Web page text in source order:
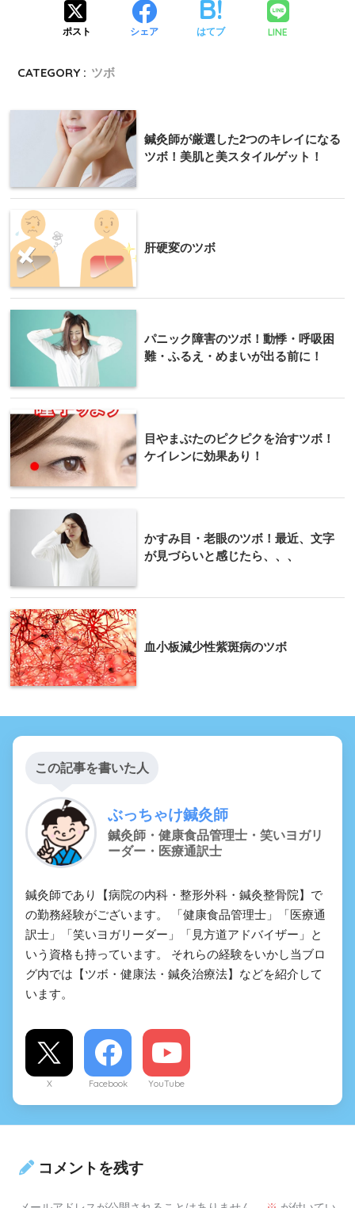
ポスト シェア はてブ LINE
CATEGORY : ツボ
鍼灸師が厳選した2つのキレイになる
ツボ！美肌と美スタイルゲット！
肝硬変のツボ
パニック障害のツボ！動悸・呼吸困
難・ふるえ・めまいが出る前に！
目やまぶたのピクピクを治すツボ！
ケイレンに効果あり！
かすみ目・老眼のツボ！最近、文字
が見づらいと感じたら、、、
血小板減少性紫斑病のツボ
この記事を書いた人
ぶっちゃけ鍼灸師
鍼灸師・健康食品管理士・笑いヨガリ
ーダー・医療通訳士
鍼灸師であり【病院の内科・整形外科・鍼灸整骨院】で
の勤務経験がございます。 「健康食品管理士」「医療通
訳士」「笑いヨガリーダー」「見方道アドバイザー」と
いう資格も持っています。 それらの経験をいかし当ブロ
グ内では【ツボ・健康法・鍼灸治療法】などを紹介して
います。
X Facebook YouTube
コメントを残す